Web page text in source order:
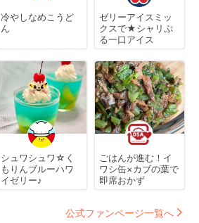
冷やしなめこうど
ん
ゼリーアイスミッ
クスで★シャリぷ
る一口アイス
シュワシュワ☆く
もりんブルーハワ
イゼリー♪
ごはんが進む！イ
ワシ缶×カブの葉で
即席おかず
公式ファンページ一覧へ